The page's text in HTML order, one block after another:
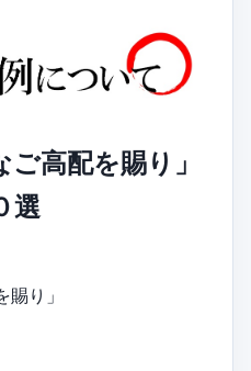
ご高配を賜り」
選
賜り」